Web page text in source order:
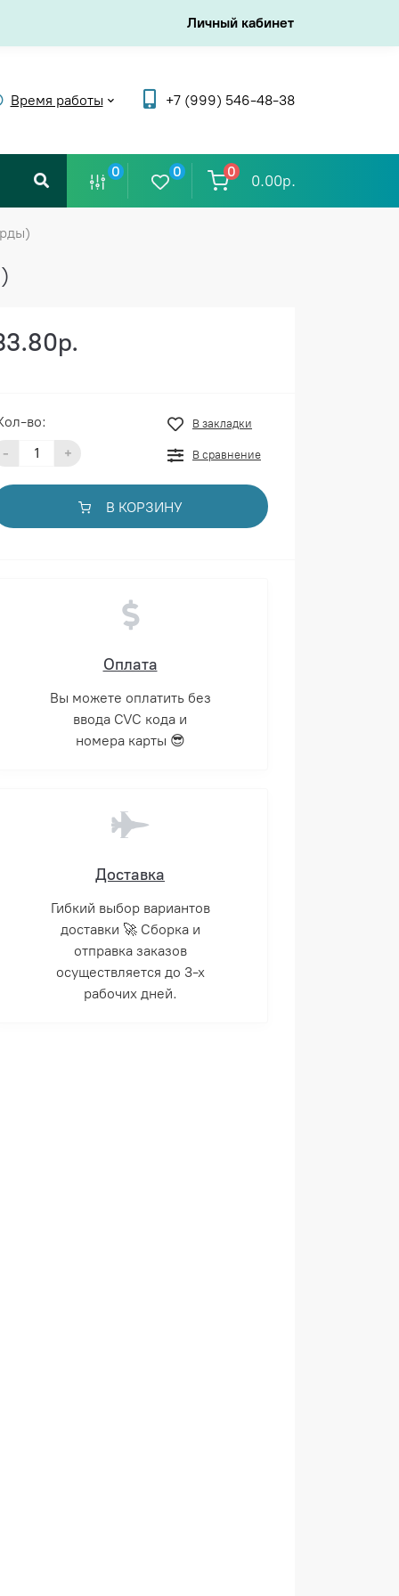
Личный кабинет
Время работы +7 (999) 546-48-38
0 0 0
0.00р.
во:
- +
В закладки
В сравнение
В КОРЗИНУ
Оплата
Вы можете оплатить без
ввода CVC кода и
номера карты 😎
Доставка
Гибкий выбор вариантов
доставки 🚀 Сборка и
отправка заказов
осуществляется до 3-х
рабочих дней.